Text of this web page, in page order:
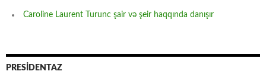
Caroline Laurent Turunc şair və şeir haqqında danışır
PRESİDENTAZ